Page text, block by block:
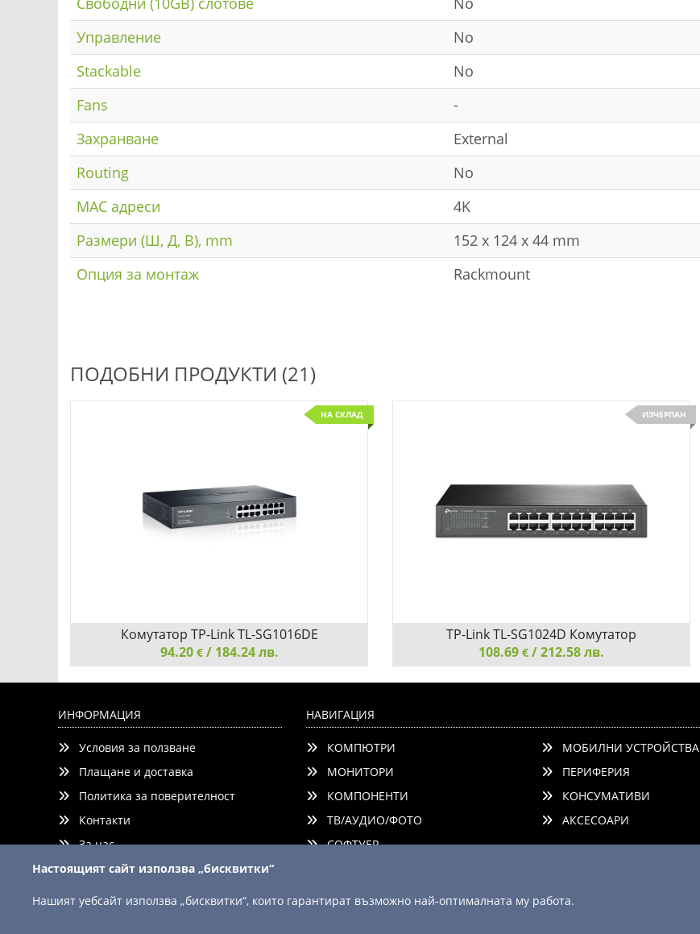
Управление
No
Stackable
No
Fans
-
Захранване
External
Routing
No
MAC адреси
4K
Размери (Ш, Д, В), mm
152 x 124 x 44 mm
Опция за монтаж
Rackmount
ПОДОБНИ ПРОДУКТИ (21)
НА СКЛАД
Сравни
Комутатор TP-Link TL-SG1016DE
94.20 €/ 184.24 лв.
ИЗЧЕРПАН
Сравни
TP-Link TL-SG1024D Комутатор
108.69 € / 212.58 лв.
ИНФОРМАЦИЯ
Условия за ползване
Плащане и доставка
Политика за поверителност
Контакти
За нас
НАВИГАЦИЯ
КОМПЮТРИ
МОБИЛНИ УСТРОЙСТВА
МОНИТОРИ
ПЕРИФЕРИЯ
КОМПОНЕНТИ
КОНСУМАТИВИ
ТВ/АУДИО/ФОТО
АКСЕСОАРИ
СОФТУЕР
© 2003 - 2026 ComSystems Ltd. Всички права запазени
Настоящият сайт използва „бисквитки“
Нашият уебсайт използва „бисквитки“, които гарантират възможно най-оптималната му работа.